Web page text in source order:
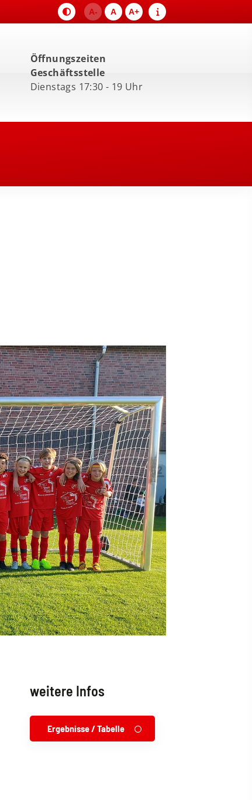
A- A A+
Öffnungszeiten
Geschäftsstelle
Dienstags 17:30 - 19 Uhr
weitere Infos
Ergebnisse / Tabelle